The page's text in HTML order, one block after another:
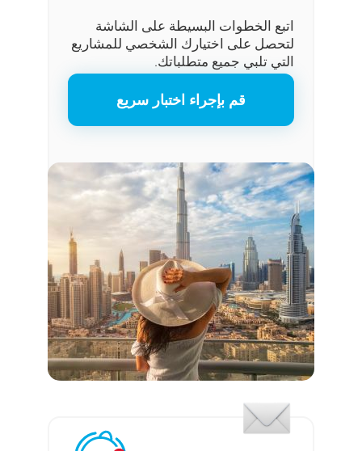
قم بإجراء اختبار سريع
اتبع الخطوات البسيطة على الشاشة
لتحصل على اختيارك الشخصي للمشاريع
التي تلبي جميع متطلباتك.